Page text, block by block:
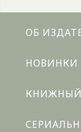
ОБ
НОВИНКИ